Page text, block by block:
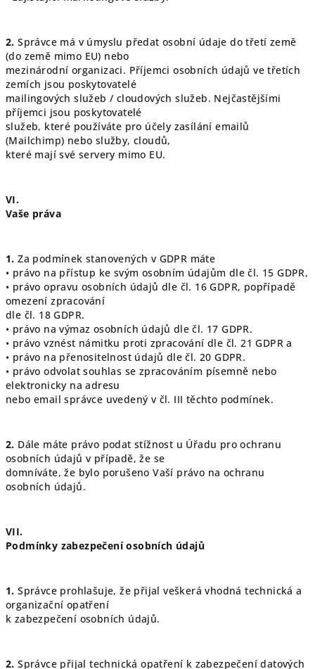
2. Správce má v úmyslu předat osobní údaje do třetí země
(do země mimo EU) nebo
mezinárodní organizaci. Příjemci osobních údajů ve třetích
zemích jsou poskytovatelé
mailingových služeb / cloudových služeb. Nejčastějšími
příjemci jsou poskytovatelé
služeb, které používáte pro účely zasílání emailů
(Mailchimp) nebo služby, cloudů,
které mají své servery mimo EU.
VI.
Vaše práva
1. Za podmínek stanovených v GDPR máte
• právo na přístup ke svým osobním údajům dle čl. 15 GDPR,
• právo opravu osobních údajů dle čl. 16 GDPR, popřípadě
omezení zpracování
dle čl. 18 GDPR.
• právo na výmaz osobních údajů dle čl. 17 GDPR.
• právo vznést námitku proti zpracování dle čl. 21 GDPR a
• právo na přenositelnost údajů dle čl. 20 GDPR.
• právo odvolat souhlas se zpracováním písemně nebo
elektronicky na adresu
nebo email správce uvedený v čl. III těchto podmínek.
2. Dále máte právo podat stížnost u Úřadu pro ochranu
osobních údajů v případě, že se
domníváte, že bylo porušeno Vaší právo na ochranu
osobních údajů.
VII.
Podmínky zabezpečení osobních údajů
1. Správce prohlašuje, že přijal veškerá vhodná technická a
organizační opatření
k zabezpečení osobních údajů.
2. Správce přijal technická opatření k zabezpečení datových